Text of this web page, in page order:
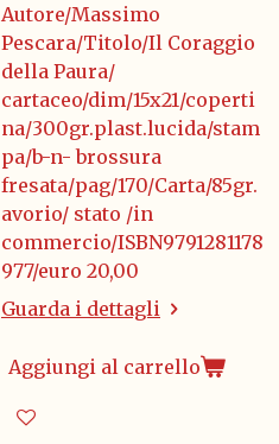
Autore/Massimo
Pescara/Titolo/Il Coraggio
della Paura/
cartaceo/dim/15x21/coperti
na/300gr.plast.lucida/stam
pa/b-n- brossura
fresata/pag/170/Carta/85gr.
avorio/ stato /in
commercio/ISBN9791281178
977/euro 20,00
Guarda i dettagli
Aggiungi al carrello